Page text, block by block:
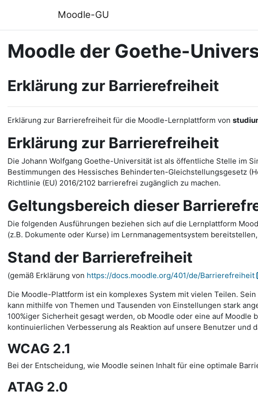
Moodle-GU
Moodle der Goethe-
Erklärung zur Barrierefreiheit
Erklärung zur Barrierefreiheit für die Moodle-Lernplattform von
Erklärung zur Barrierefreiheit
Die Johann Wolfgang Goethe-Universität ist als öffentliche Stelle im
Bestimmungen des Hessisches Behinderten-Gleichstellungsgesetz
Richtlinie (EU) 2016/2102 barrierefrei zugänglich zu machen.
Geltungsbereich dieser
Die folgenden Ausführungen beziehen sich auf die Lernplattform
(z.B. Dokumente oder Kurse) im Lernmanagementsystem
Stand der Barrierefreiheit
(gemäß Erklärung von https://docs.moodle.org/401/de/Barrierefreiheit
Die Moodle-Plattform ist ein komplexes System mit vielen Teilen.
kann mithilfe von Themen und Tausenden von Einstellungen stark
100%iger Sicherheit gesagt werden, ob Moodle oder eine auf
kontinuierlichen Verbesserung als Reaktion auf unsere Benutzer und
WCAG 2.1
Bei der Entscheidung, wie Moodle seinen Inhalt für eine optimale
ATAG 2.0